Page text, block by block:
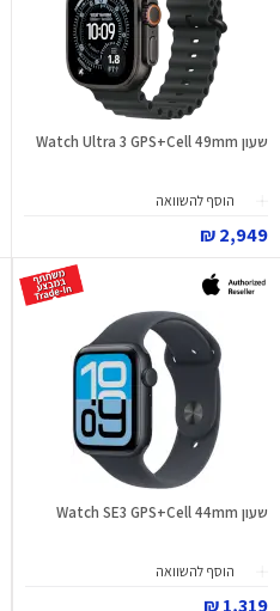
שעון Watch Ultra 3 GPS+Cell 49mm
הוסף להשוואה
2,949 ₪
שעון Watch SE3 GPS+Cell 44mm
הוסף להשוואה
1,319 ₪